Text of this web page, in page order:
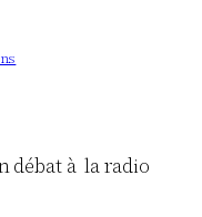
débat à la radio